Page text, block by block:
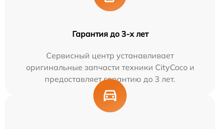
Гарантия до 3-х лет
Сервисный центр устанавливает
оригинальные запчасти техники CityCoco и
предоставляет гарантию до 3 лет.